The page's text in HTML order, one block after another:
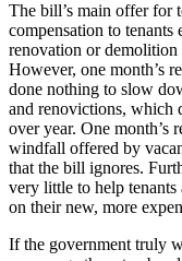
The bill’s main offer for
compensation to tenants
renovation or
However, one month’s
done nothing to slow
and renovictions, which
over year. One month’s
windfall offered by
that the bill ignores.
very little to help tenants
on their new, more
If the government truly